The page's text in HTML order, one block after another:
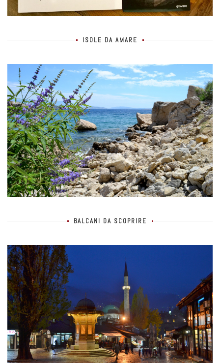
ISOLE DA AMARE
BALCANI DA SCOPRIRE